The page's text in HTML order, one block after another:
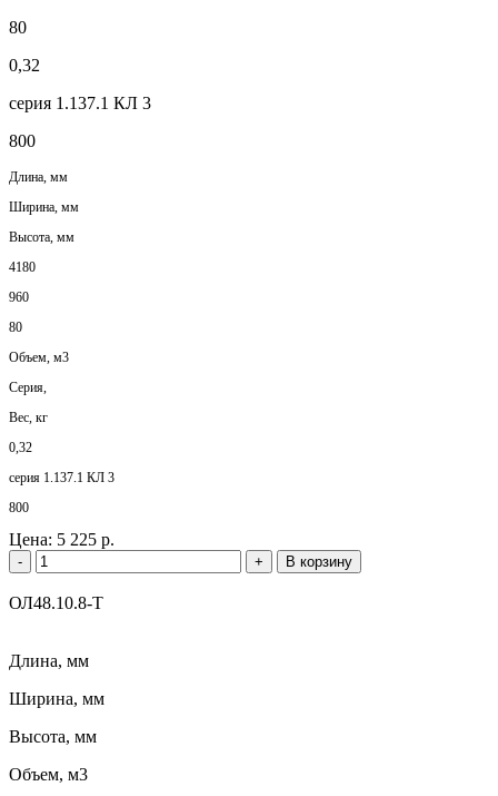
80
0,32
серия 1.137.1 КЛ 3
800
Длина, мм
Ширина, мм
Высота, мм
4180
960
80
Объем, м3
Серия,
Вес, кг
0,32
серия 1.137.1 КЛ 3
800
Цена: 5 225 р.
- + В корзину
ОЛ48.10.8-Т
Длина, мм
Ширина, мм
Высота, мм
Объем, м3